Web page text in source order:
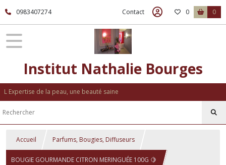
0983407274 Contact 0 0
Institut Nathalie Bourges
L Expertise de la peau, une beauté saine
Accueil Parfums, Bougies, Diffuseurs
BOUGIE GOURMANDE CITRON MERINGUÉE 100G 🍋